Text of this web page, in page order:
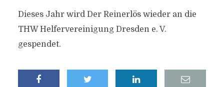
Dieses Jahr wird Der Reinerlös wieder an die
THW Helfervereinigung Dresden e. V.
gespendet.